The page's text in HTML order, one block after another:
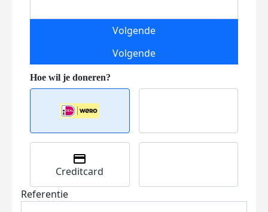
Volgende
Volgende
Creditcard
Referentie